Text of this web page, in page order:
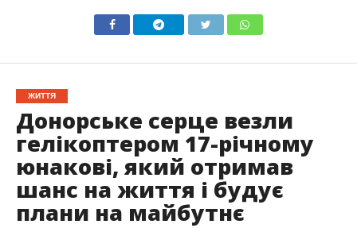
ЖИТТЯ
Донорське серце везли
гелікоптером 17-річному
юнакові, який отримав
шанс на життя і будує
плани на майбутнє